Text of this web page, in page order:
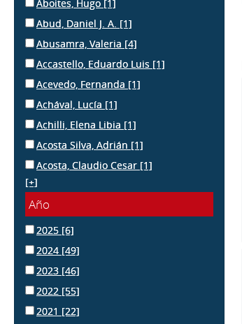
Aboites, Hugo [1]
Abud, Daniel J. A. [1]
Abusamra, Valeria [4]
Accastello, Eduardo Luis [1]
Acevedo, Fernanda [1]
Achával, Lucía [1]
Achilli, Elena Libia [1]
Acosta Silva, Adrián [1]
Acosta, Claudio Cesar [1]
[+]
Año
2025 [6]
2024 [49]
2023 [46]
2022 [55]
2021 [22]